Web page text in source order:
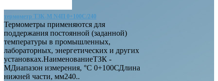
термометр ТЗК-М N4П 0+100С/240
Термометры применяются для
поддержания постоянной (заданной)
температуры в промышленных,
лабораторных, энергетических и других
установках.НаименованиеТЗК -
МДиапазон измерения, °С 0+100СДлина
нижней части, мм240..